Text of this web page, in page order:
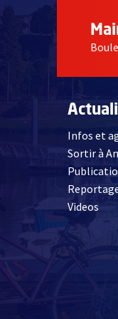
Infos et
Sortir à
Videos,